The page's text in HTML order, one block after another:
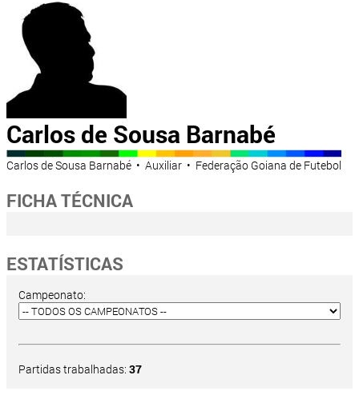
Carlos de Sousa Barnabé
Carlos de Sousa Barnabé • Auxiliar • Federação Goiana de Futebol
FICHA TÉCNICA
ESTATÍSTICAS
Campeonato:
Partidas trabalhadas: 37